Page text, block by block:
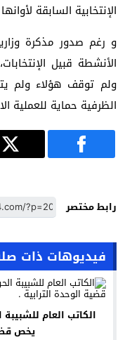
الإنتخابية السابقة
و رغم صدور مذكرة
الأنشطة قبيل
ولم توقف هؤلاء ولم
الظرفية حماية للعملية
رابط مختصر
فيديوهات ذات
الكاتب العام
يخص